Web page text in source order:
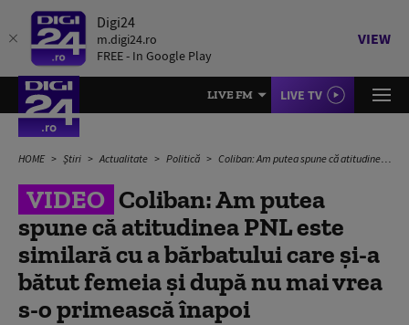
Digi24
m.digi24.ro
FREE - In Google Play
VIEW
LIVE FM LIVE TV
HOME Știri Actualitate Politică Coliban: Am putea spune că atitudinea PNL este similară cu a bărbatului care și-a bătut femeia și după nu mai vrea s-o primească înapoi
VIDEO Coliban: Am putea
spune că atitudinea PNL este
similară cu a bărbatului care și-a
bătut femeia și după nu mai vrea
s-o primească înapoi